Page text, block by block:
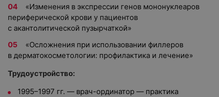
«Изменения в экспрессии генов мононуклеаров
периферической крови у пациентов
с акантолитической пузырчаткой»
«Осложнения при использовании филлеров
в дерматокосметологии: профилактика и лечение»
Трудоустройство:
1995–1997 гг. — врач-ординатор — практика